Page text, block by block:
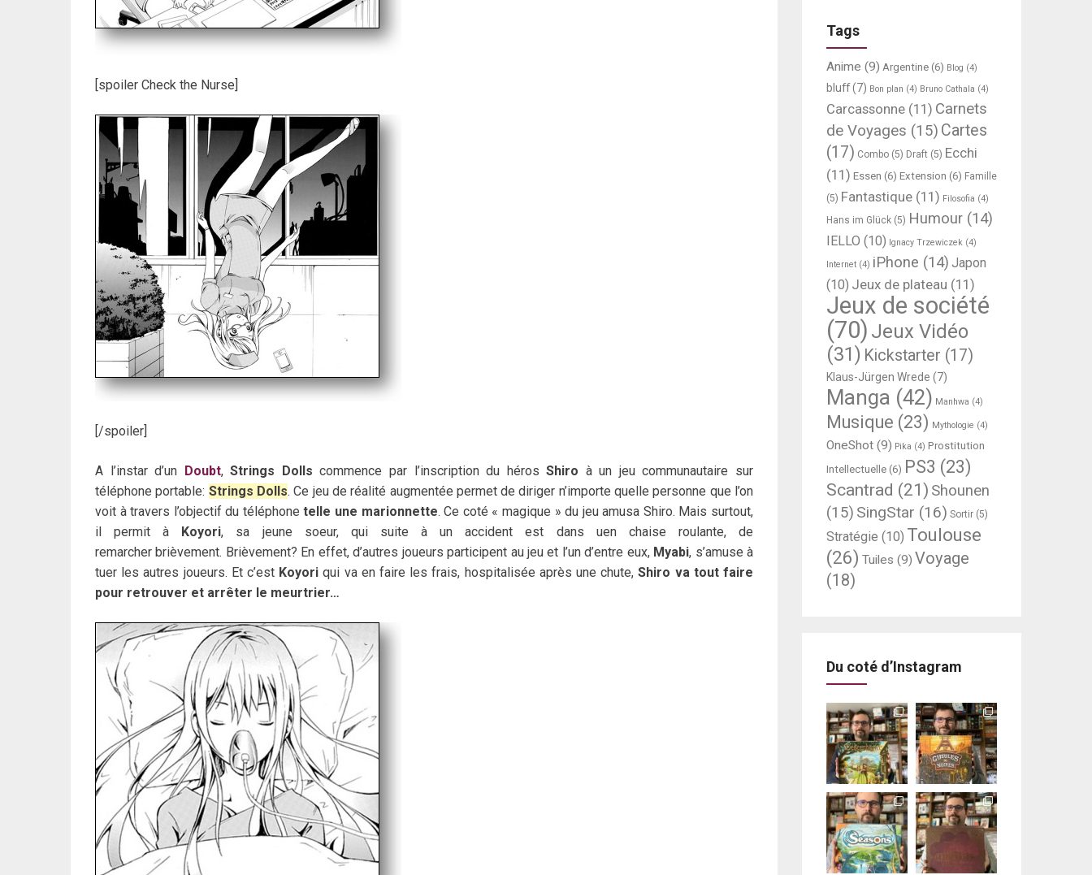
[spoiler Check the Nurse]
[/spoiler]
A l’instar d’un Doubt,Strings Dolls commence par l’inscription du hérosShiro à un jeu communautaire sur
téléphone portable: Strings Dolls. Ce jeu de réalité augmentée permet de diriger n’importe quelle personne que l’on
voit à travers l’objectif du téléphonetelle une marionnette. Ce coté « magique » du jeu amusa Shiro. Mais surtout,
il permit à Koyori, sa jeune soeur, qui suite à un accident est dans uen chaise roulante, de
remarcher brièvement. Brièvement? En effet, d’autres joueurs participent au jeu et l’un d’entre eux, Myabi, s’amuse à
tuer les autres joueurs. Et c’est Koyoriqui va en faire les frais, hospitalisée après une chute,Shiro va tout faire
pour retrouver et arrêter le meurtrier…
Tags
Anime (9) Argentine (6) Blog (4)
bluff(7) Bon plan (4) Bruno Cathala (4)
Carcassonne (11) Carnets
de Voyages (15) Cartes
(17) Combo (5) Draft (5) Ecchi
(11) Essen (6) Extension (6) Famille
(5) Fantastique (11) Filosofia (4)
Hans im Glück (5) Humour (14)
IELLO (10) Ignacy Trzewiczek (4)
Internet (4) iPhone (14) Japon
(10) Jeux de plateau (11)
Jeux de société
(70) Jeux Vidéo
(31) Kickstarter (17)
Klaus-Jürgen Wrede (7)
Manga (42) Manhwa (4)
Musique (23) Mythologie (4)
OneShot (9) Pika (4) Prostitution
Intellectuelle (6) PS3 (23)
Scantrad (21) Shounen
(15) SingStar (16) Sortir (5)
Stratégie (10) Toulouse
(26) Tuiles (9) Voyage
(18)
Du coté d’Instagram